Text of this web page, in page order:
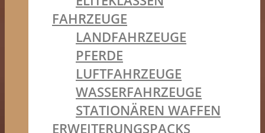
FAHRZEUGE
LANDFAHRZEUGE
PFERDE
LUFTFAHRZEUGE
WASSERFAHRZEUGE
STATIONÄREN WAFFEN
ERWEITERUNGSPACKS